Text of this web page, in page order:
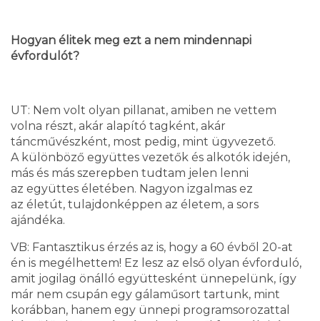
Hogyan élitek meg ezt a nem mindennapi
évfordulót?
UT: Nem volt olyan pillanat, amiben ne vettem
volna részt, akár alapító tagként, akár
táncművészként, most pedig, mint ügyvezető.
A különböző együttes vezetők és alkotók idején,
más és más szerepben tudtam jelen lenni
az együttes életében. Nagyon izgalmas ez
az életút, tulajdonképpen az életem, a sors
ajándéka.
VB: Fantasztikus érzés az is, hogy a 60 évből 20-at
én is megélhettem! Ez lesz az első olyan évforduló,
amit jogilag önálló együttesként ünnepelünk, így
már nem csupán egy gálaműsort tartunk, mint
korábban, hanem egy ünnepi programsorozattal